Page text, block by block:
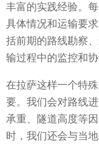
丰富的实践经验。
具体情况和运输要
括前期的路线勘察
输过程中的监控和
在拉萨这样一个特
要。我们会对路线
承重、隧道高度等
时，我们还会与当